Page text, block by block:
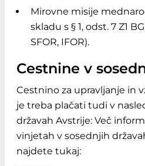
Mirovne misije
skladu s § 1, odst. 7 Z1
SFOR, IFOR).
Cestnine v
Cestnino za upravljanje in
je treba plačati tudi v
državah Avstrije: Več
vinjetah v sosednjih
najdete tukaj: